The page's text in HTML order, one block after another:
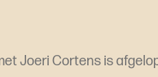
Joeri Cortens is